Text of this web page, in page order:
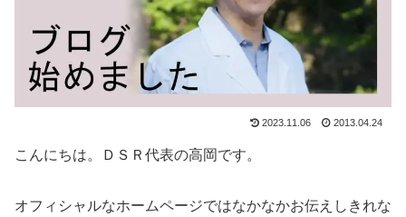
2023.11.06 2013.04.24
こんにちは。ＤＳＲ代表の高岡です。
オフィシャルなホームページではなかなかお伝えしきれな